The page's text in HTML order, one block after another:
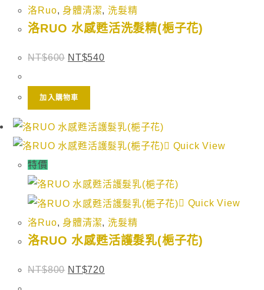
洛Ruo, 身體清潔,洗髮精
洛RUO 水感甦活洗髮精(梔子花)
NT$600 NT$540
加入購物車
Quick View
特價
Quick View
洛Ruo, 身體清潔,洗髮精
洛RUO 水感甦活護髮乳(梔子花)
NT$800 NT$720